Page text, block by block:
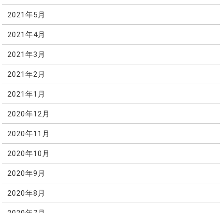
2021年5月
2021年4月
2021年3月
2021年2月
2021年1月
2020年12月
2020年11月
2020年10月
2020年9月
2020年8月